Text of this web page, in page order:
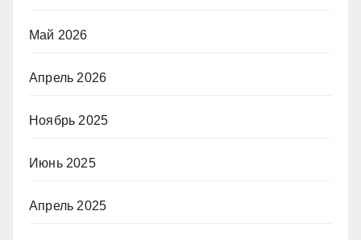
Май 2026
Апрель 2026
Ноябрь 2025
Июнь 2025
Апрель 2025